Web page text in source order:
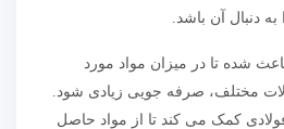
دنبال آن باشد.
شده تا در میزان مواد مورد
مختلف، صرفه جویی زیادی شود.
کمک می کند تا از مواد حاصل